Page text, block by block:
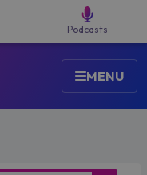
Podcasts
MENU